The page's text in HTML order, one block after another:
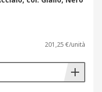
201,25 €/unità